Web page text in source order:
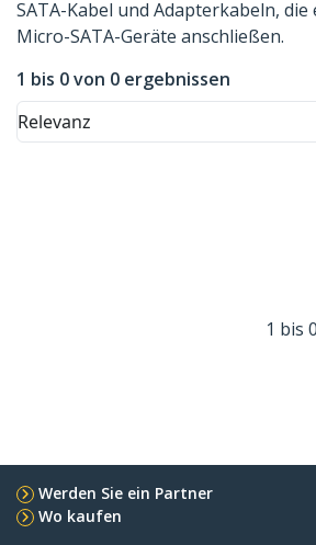
SATA-Kabel und Adapterkabeln, die
Micro-SATA-Geräte anschließen.
1 bis 0 von 0 ergebnissen
Relevanz
1 bis
Werden Sie ein Partner
Wo kaufen